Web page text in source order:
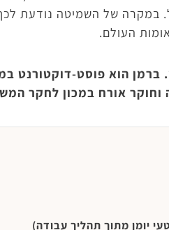
במקרה של השמיטה נודעת
העולם.
ברמן הוא פוסט-דוקטורנט
וחוקר אורח במכון לחקר
יומן מתוך תהליך עבודה)